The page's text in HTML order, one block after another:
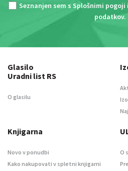
Seznanjen sem s Splošnimi pogoji
podatkov.
Glasilo
Uradni list RS
O glasilu
Knjigarna
Novo v ponudbi
Kako nakupovati v spletni knjigarni
O